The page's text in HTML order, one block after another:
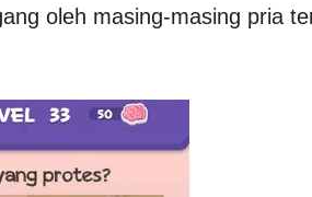
oleh masing-masing pria